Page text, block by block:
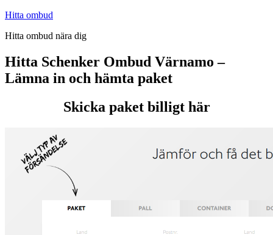
Hoppa
innehåll
Hitta ombud
Hitta ombud nära dig
Hitta Schenker Ombud Värnamo –
Lämna in och hämta paket
Skicka paket billigt här